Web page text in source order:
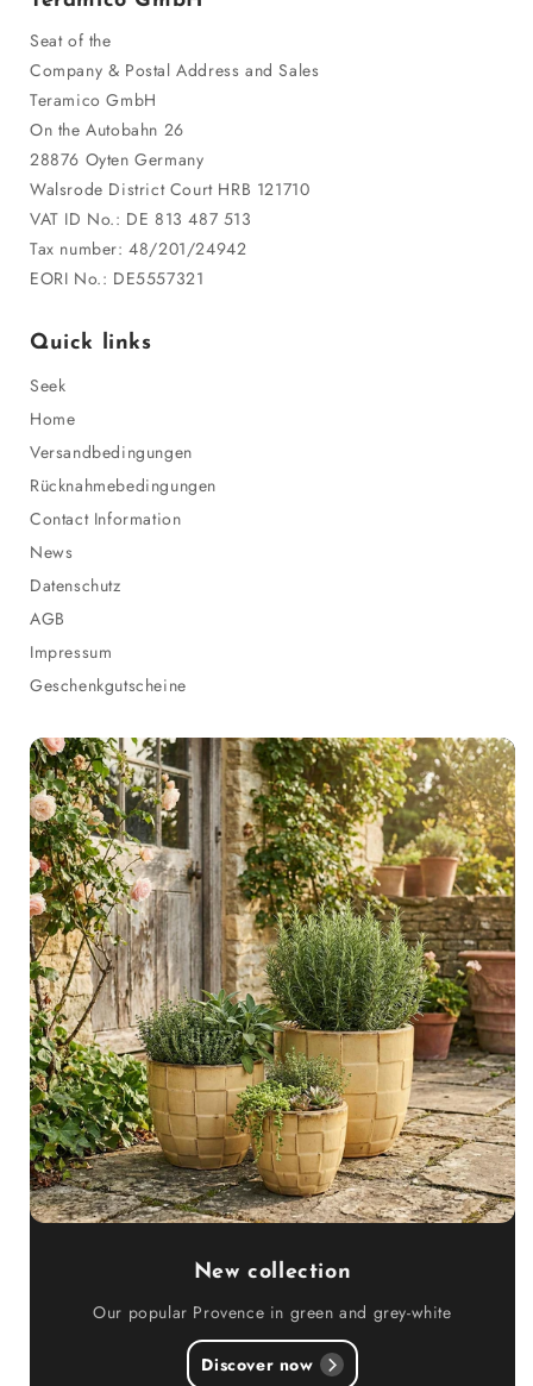
Seat of the
Company & Postal Address and Sales
Teramico GmbH
On the Autobahn 26
28876 Oyten Germany
Walsrode District Court HRB 121710
VAT ID No.: DE 813 487 513
Tax number: 48/201/24942
EORI No.: DE5557321
Quick links
Seek
Home
Versandbedingungen
Rücknahmebedingungen
Contact Information
News
Datenschutz
AGB
Impressum
Geschenkgutscheine
New collection
Our popular Provence in green and grey-white
Discover now